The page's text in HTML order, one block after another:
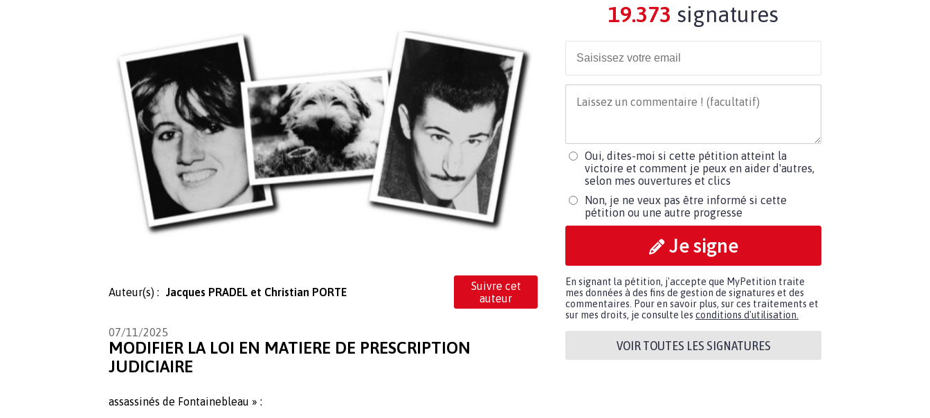
Auteur(s) : Jacques PRADEL et Christian PORTE
Suivre cet
auteur
07/11/2025
MODIFIER LA LOI EN MATIERE DE PRESCRIPTION
JUDICIAIRE
assassinés de Fontainebleau » :
19.373 signatures
Oui, dites-moi si cette pétition atteint la
victoire et comment je peux en aider d'autres,
selon mes ouvertures et clics
Non, je ne veux pas être informé si cette
pétition ou une autre progresse
Je signe
En signant la pétition, j'accepte que MyPetition traite
mes données à des fins de gestion de signatures et des
commentaires. Pour en savoir plus, sur ces traitements et
sur mes droits, je consulte les conditions d'utilisation.
VOIR TOUTES LES SIGNATURES